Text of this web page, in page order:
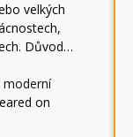
velkých
Důvod…
moderní
on